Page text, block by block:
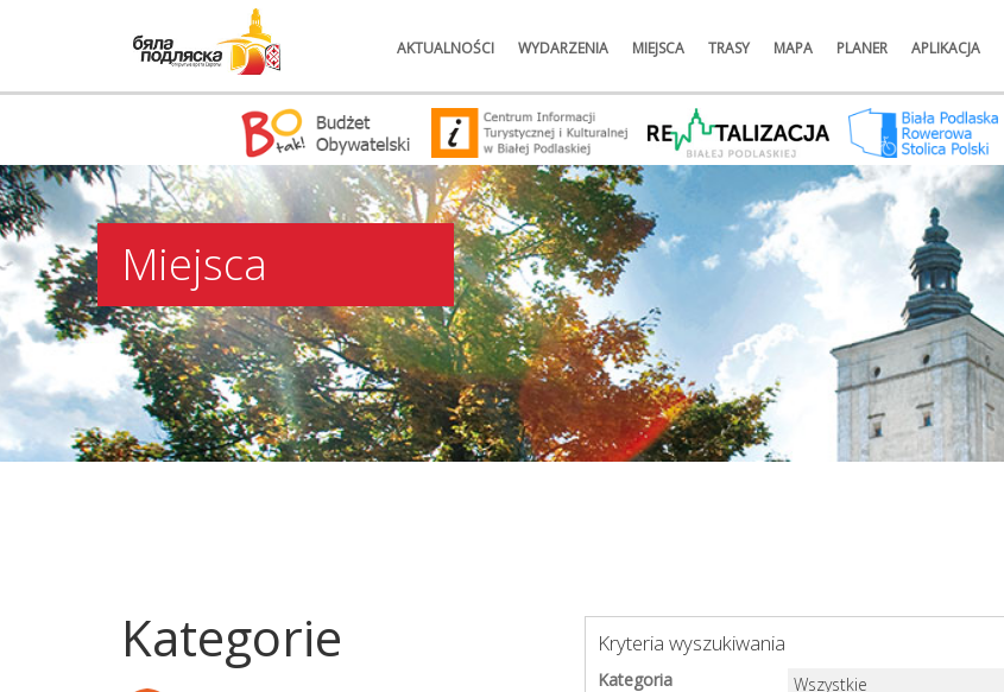
AKTUALNOŚCI WYDARZENIA MIEJSCA TRASY MAPA PLANER APLIKACJA
Miejsca
Kryteria wyszukiwania
Kategoria
Kategorie